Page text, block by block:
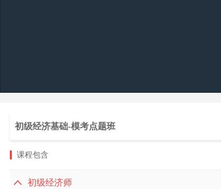
初级经济基础-模考点题班
课程包含
初级经济师